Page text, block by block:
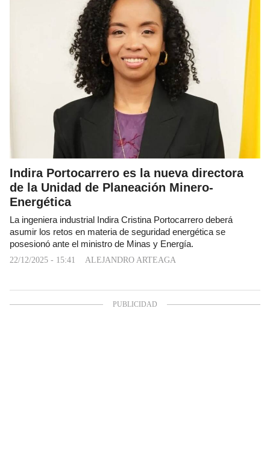
Indira Portocarrero es la nueva directora
de la Unidad de Planeación Minero-
Energética
La ingeniera industrial Indira Cristina Portocarrero deberá
asumir los retos en materia de seguridad energética se
posesionó ante el ministro de Minas y Energía.
22/12/2025 - 15:41 ALEJANDRO ARTEAGA